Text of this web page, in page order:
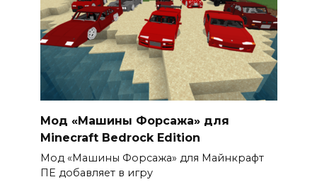
Мод «Машины Форсажа» для
Minecraft Bedrock Edition
Мод «Машины Форсажа» для Майнкрафт
ПЕ добавляет в игру